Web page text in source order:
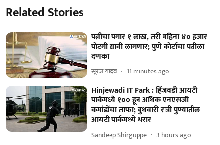
Related Stories
पत्नीचा पगार १ लाख, तरी महिना ४० हजार
पोटगी द्यावी लागणार; पुणे कोर्टाचा पतीला
दणका
सूरज यादव 11 minutes ago
Hinjewadi IT Park : हिंजवडी आयटी
पार्कमध्ये १०० हून अधिक एनएसजी
कमांडोंचा ताफा; बुधवारी रात्री पुण्यातील
आयटी पार्कमध्ये थरार
Sandeep Shirguppe 3 hours ago